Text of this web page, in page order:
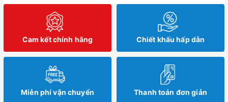
Cam kết chính hãng Chiết khấu hấp dẫn
Miễn phí vận chuyển Thanh toán đơn giản